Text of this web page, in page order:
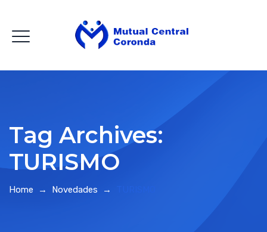
Tag Archives:
TURISMO
Home → Novedades →